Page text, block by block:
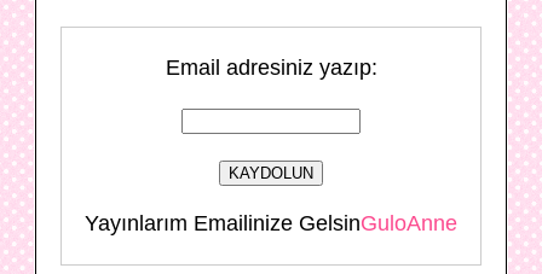
Email adresiniz yazıp:
Yayınlarım Emailinize GelsinGuloAnne